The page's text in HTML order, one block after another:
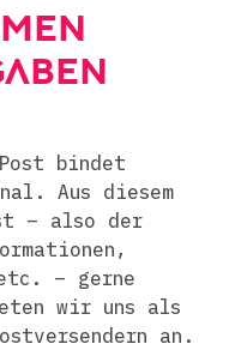
bindet
Aus diesem
– also der
etc. – gerne
wir uns als
an.